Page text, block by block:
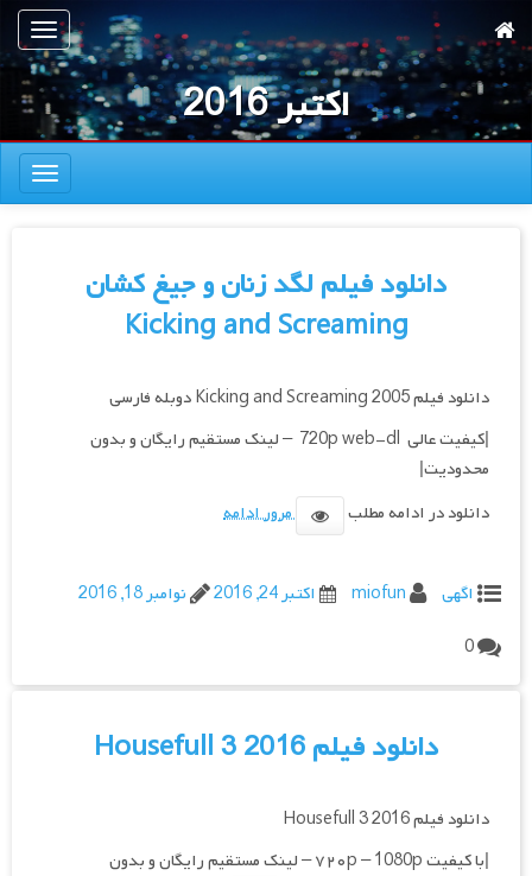
به
محتوای
اصلی
ناوبری
اکتبر 2016
ناوبری
دانلود فیلم لگد زنان و جیغ کشان
Kicking and Screaming
دانلود فیلم Kicking and Screaming 2005 دوبله فارسی
|کیفیت عالی 720p web-dl – لینک مستقیم رایگان و بدون
محدودیت|
دانلود در ادامه مطلب
مرور ادامه
اگهی miofun اکتبر 24, 2016
نوامبر 18, 2016
0
دانلود فیلم Housefull 3 2016
دانلود فیلم Housefull 3 2016
|با کیفیت ۷۲۰p – 1080p – لینک مستقیم رایگان و بدون